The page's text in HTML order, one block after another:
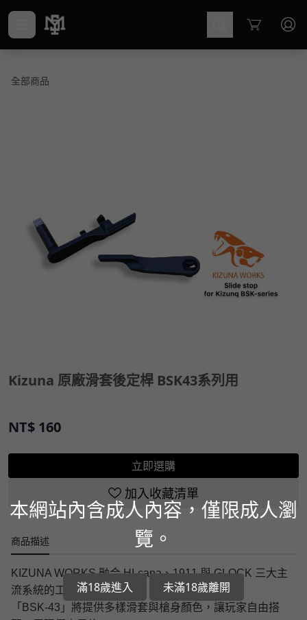
Cart
全部商品
Kizuna 原廠滑套後定桿 BSK43系列用
NT$ 160
立即選購
加入收藏清單
商品描述
KIZUNA WORKS 融合 HI-capa、1911 與 GLOCK 三大主
流系統的工藝結晶，
「BSK-43」將提供多樣滑套與槍身顏色，讓玩家自由搭
本網站內含成人內容，僅限成人瀏
覽。
滿18歲進入 未滿18歲離開